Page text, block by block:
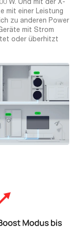
mit einer Leistung
zu anderen Power
mit Strom
oder überhitzt